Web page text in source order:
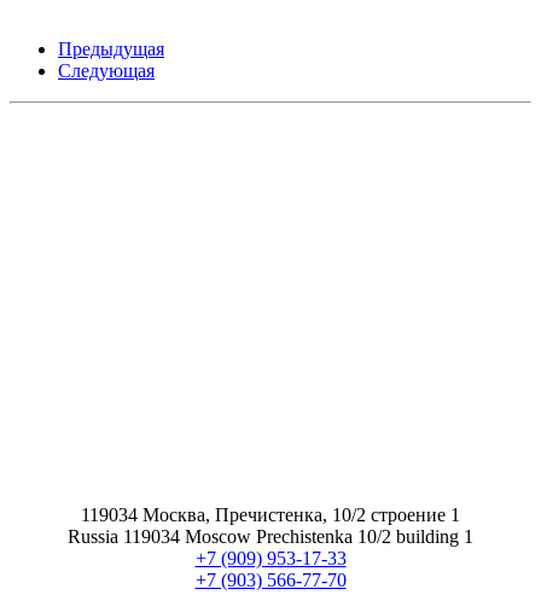
Предыдущая
Следующая
119034 Москва, Пречистенка, 10/2 строение 1
Russia 119034 Moscow Prechistenka 10/2 building 1
+7 (909) 953-17-33
+7 (903) 566-77-70